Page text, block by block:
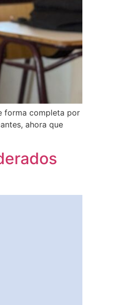
forma completa por
ahora que